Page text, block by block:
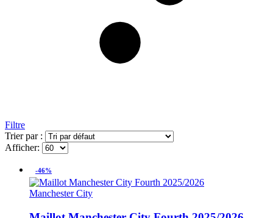
Filtre
Trier par :
Afficher:
-46%
Manchester City